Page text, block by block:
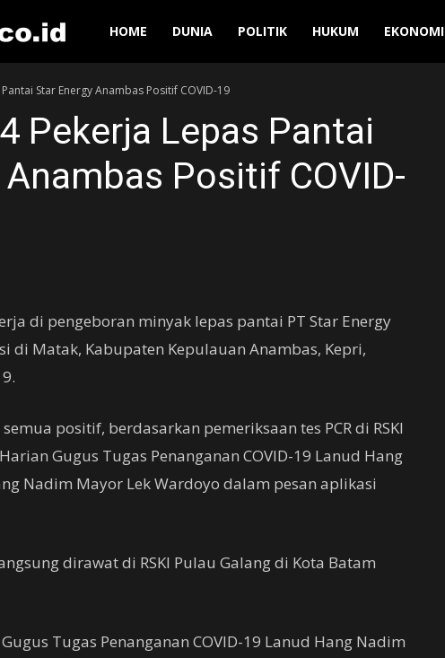
Manuver
HOME DUNIA POLITIK HUKUM EKONOMI
Star Energy Anambas Positif COVID-19
Pekerja Lepas Pantai
Positif COVID-
di pengeboran minyak lepas pantai PT Star Energy
di Matak, Kabupaten Kepulauan Anambas, Kepri,
positif, berdasarkan pemeriksaan tes PCR di RSKI
Gugus Tugas Penanganan COVID-19 Lanud Hang
Nadim Mayor Lek Wardoyo dalam pesan aplikasi
dirawat di RSKI Pulau Galang di Kota Batam
Tugas Penanganan COVID-19 Lanud Hang Nadim